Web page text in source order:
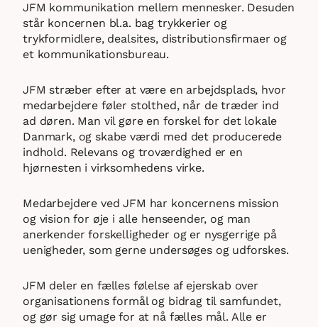
JFM kommunikation mellem mennesker. Desuden
står koncernen bl.a. bag trykkerier og
trykformidlere, dealsites, distributionsfirmaer og
et kommunikationsbureau.
JFM stræber efter at være en arbejdsplads, hvor
medarbejdere føler stolthed, når de træder ind
ad døren. Man vil gøre en forskel for det lokale
Danmark, og skabe værdi med det producerede
indhold. Relevans og troværdighed er en
hjørnesten i virksomhedens virke.
Medarbejdere ved JFM har koncernens mission
og vision for øje i alle henseender, og man
anerkender forskelligheder og er nysgerrige på
uenigheder, som gerne undersøges og udforskes.
JFM deler en fælles følelse af ejerskab over
organisationens formål og bidrag til samfundet,
og gør sig umage for at nå fælles mål. Alle er